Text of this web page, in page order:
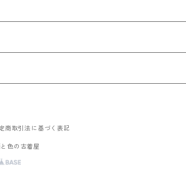
商取引法に基づく表記
色の古着屋